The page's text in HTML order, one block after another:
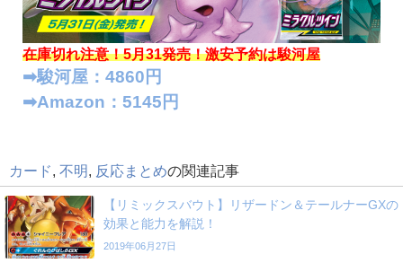
在庫切れ注意！5月31発売！激安予約は駿河屋
➡︎駿河屋：4860円
➡︎Amazon：5145円
カード, 不明, 反応まとめの関連記事
【リミックスバウト】リザードン＆テールナーGXの
効果と能力を解説！
2019年06月27日